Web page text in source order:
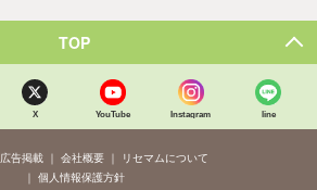
TOP
X YouTube Instagram line
広告掲載 会社概要
リセマムについて
個人情報保護方針